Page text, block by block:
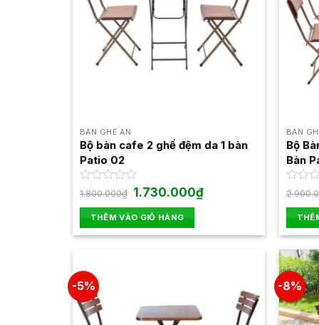
BÀN GHẾ ĂN
Bộ bàn cafe 2 ghế đệm da 1 bàn
Patio 02
Được
hạng
0
5
1.800.000₫ Giá
gốc
là:
1.800.000₫.
1.730.000₫Giá
hiện
THÊM VÀO GIỎ HÀNG
BÀN
Bộ
Bàn
Được
hạng
0
5
sao
-5% -8%